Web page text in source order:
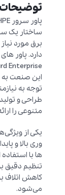
ساختار یک
برق مورد
این صنعت به
توجه به
طراحی و
متنوعی را
وری بالا و
ها با
تنظیم دقیق
کاهش اتلاف
می‌شود.